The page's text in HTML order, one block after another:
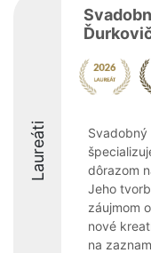
Laureáti
Svadobný
dôrazom
Jeho
záujmom
nové
na